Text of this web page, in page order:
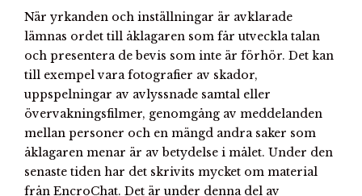
När yrkanden och inställningar är avklarade
lämnas ordet till åklagaren som får utveckla talan
och presentera de bevis som inte är förhör. Det kan
till exempel vara fotografier av skador,
uppspelningar av avlyssnade samtal eller
övervakningsfilmer, genomgång av meddelanden
mellan personer och en mängd andra saker som
åklagaren menar är av betydelse i målet. Under den
senaste tiden har det skrivits mycket om material
från EncroChat. Det är under denna del av